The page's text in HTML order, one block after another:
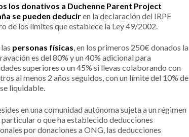
los donativos a Duchenne Parent Project
se pueden deduciren la declaración del IRPF
de los límites que establece la Ley 49/2002.
personas físicas, en los primeros 250€ donados la
es del 80% y un 40% adicional para
superiores o un 45% si llevas colaborando con
al menos 2 años seguidos, con un límite del 10% de
liquidable.
en una comunidad autónoma sujeta a un régimen
o que ha establecido deducciones
por donaciones a ONG, las deducciones